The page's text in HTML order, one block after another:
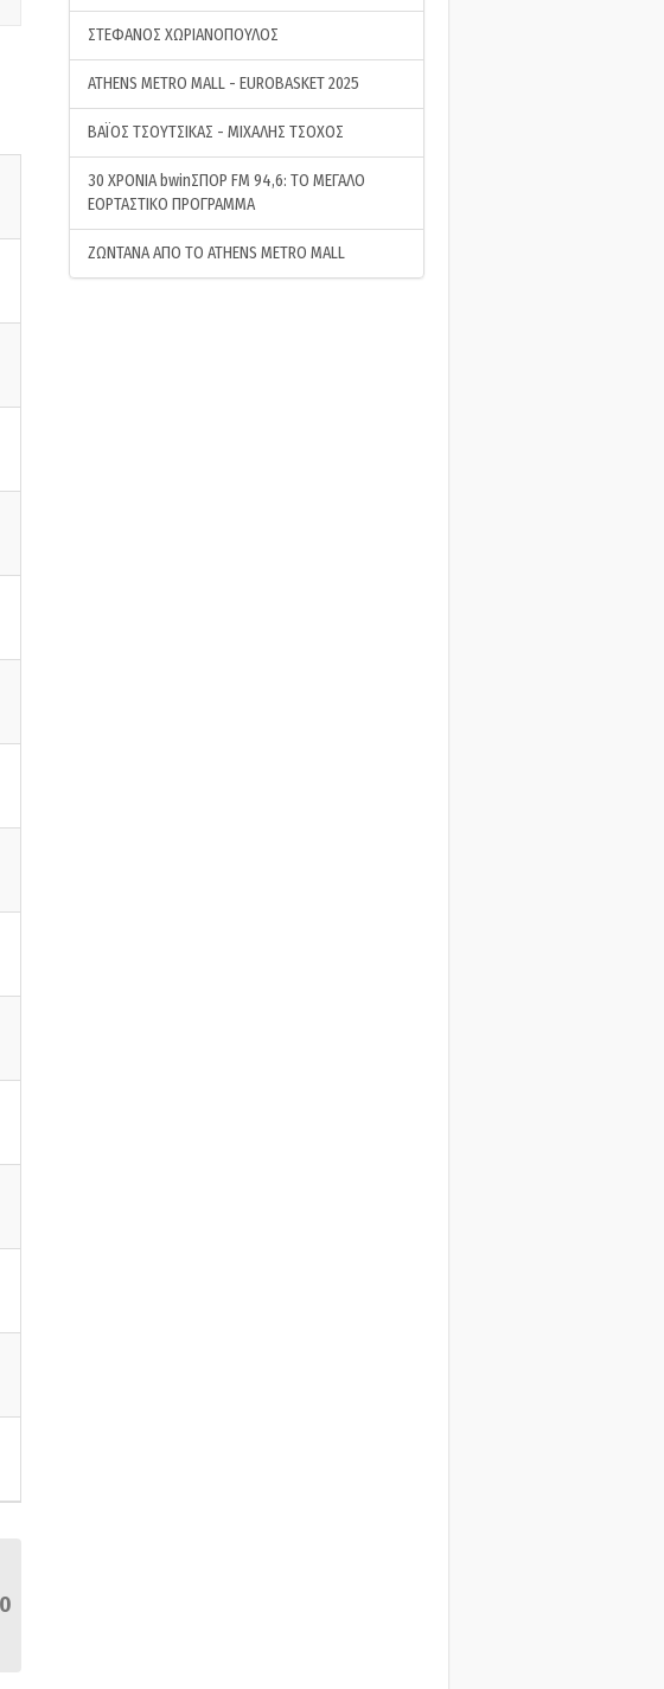
ΣΤΕΦΑΝΟΣ ΧΩΡΙΑΝΟΠΟΥΛΟΣ
ATHENS METRO MALL - EUROBASKET 2025
ΒΑΪΟΣ ΤΣΟΥΤΣΙΚΑΣ - ΜΙΧΑΛΗΣ ΤΣΟΧΟΣ
30 ΧΡΟΝΙΑ bwinΣΠΟΡ FM 94,6: ΤΟ ΜΕΓΑΛΟ
ΕΟΡΤΑΣΤΙΚΟ ΠΡΟΓΡΑΜΜΑ
ΖΩΝΤΑΝΑ ΑΠΟ ΤΟ ATHENS METRO MALL